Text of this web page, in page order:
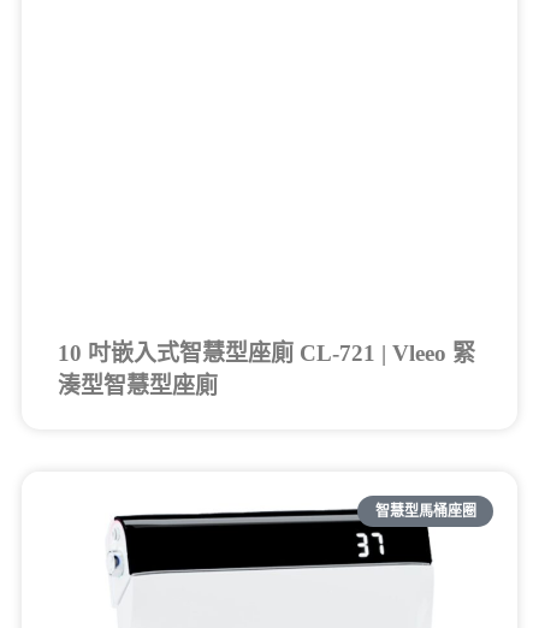
10 吋嵌入式智慧型座廁 CL-721 | Vleeo 緊
湊型智慧型座廁
智慧型馬桶座圈